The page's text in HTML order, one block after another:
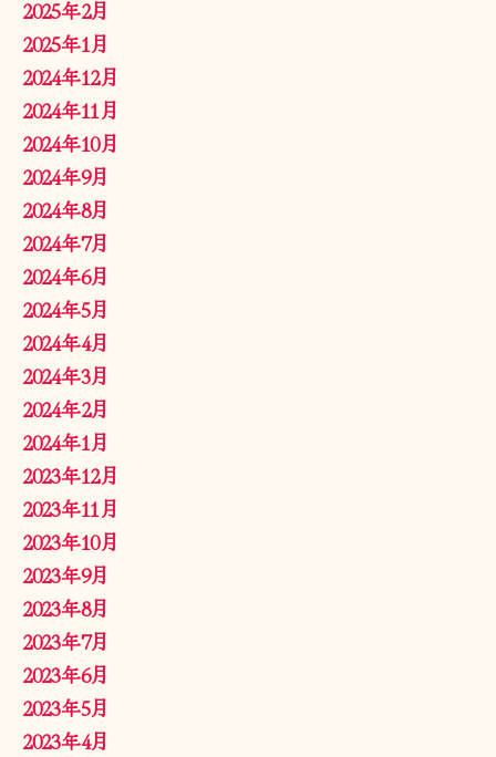
2025年2月
2025年1月
2024年12月
2024年11月
2024年10月
2024年9月
2024年8月
2024年7月
2024年6月
2024年5月
2024年4月
2024年3月
2024年2月
2024年1月
2023年12月
2023年11月
2023年10月
2023年9月
2023年8月
2023年7月
2023年6月
2023年5月
2023年4月